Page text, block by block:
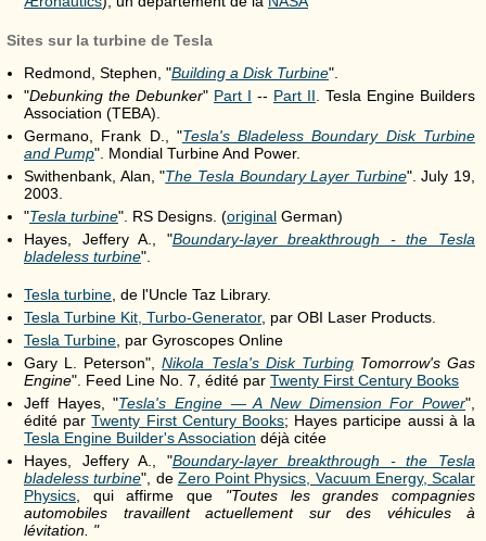
Sites sur la turbine de Tesla
Redmond, Stephen, "Building a Disk Turbine".
"Debunking the Debunker" Part I -- Part II . Tesla Engine Builders
Association (TEBA).
Germano, Frank D., "Tesla's Bladeless Boundary Disk Turbine
and Pump". Mondial Turbine And Power.
Swithenbank, Alan, "The Tesla Boundary Layer Turbine". July 19,
2003.
"Tesla turbine". RS Designs. (original German)
Hayes, Jeffery A., "Boundary-layer breakthrough - the Tesla
bladeless turbine".
Tesla turbine, de l'Uncle Taz Library.
Tesla Turbine Kit, Turbo-Generator, par OBI Laser Products.
Tesla Turbine, par Gyroscopes Online
Gary L. Peterson",Nikola Tesla's Disk TurbingTomorrow's Gas
Engine". Feed Line No. 7, édité par Twenty First Century Books
Jeff Hayes, "Tesla's Engine — A New Dimension For Power",
édité parTwenty First Century Books; Hayes participe aussi à la
Tesla Engine Builder's Association déjà citée
Hayes, Jeffery A., "Boundary-layer breakthrough - the Tesla
bladeless turbine", de Zero Point Physics, Vacuum Energy, Scalar
Physics, qui affirme que "Toutes les grandes compagnies
automobiles travaillent actuellement sur des véhicules à
lévitation. "